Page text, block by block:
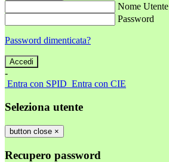
Nome Utente
Password
Password dimenticata?
-
Entra con SPID Entra con CIE
Seleziona utente
button close ×
Recupero password